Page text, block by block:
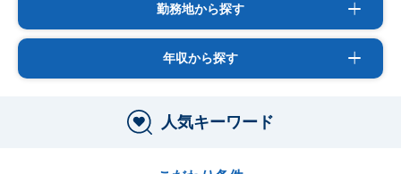
勤務地から探す
年収から探す
人気キーワード